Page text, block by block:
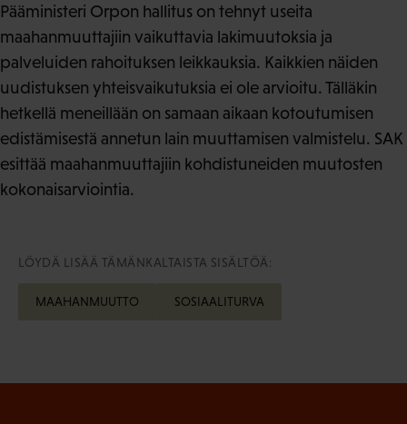
Pääministeri Orpon hallitus on tehnyt useita
maahanmuuttajiin vaikuttavia lakimuutoksia ja
palveluiden rahoituksen leikkauksia. Kaikkien näiden
uudistuksen yhteisvaikutuksia ei ole arvioitu. Tälläkin
hetkellä meneillään on samaan aikaan kotoutumisen
edistämisestä annetun lain muuttamisen valmistelu. SAK
esittää maahanmuuttajiin kohdistuneiden muutosten
kokonaisarviointia.
LÖYDÄ LISÄÄ TÄMÄNKALTAISTA SISÄLTÖÄ:
MAAHANMUUTTO SOSIAALITURVA